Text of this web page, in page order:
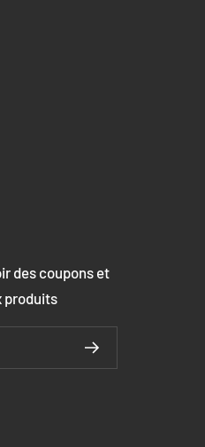
des coupons et
produits